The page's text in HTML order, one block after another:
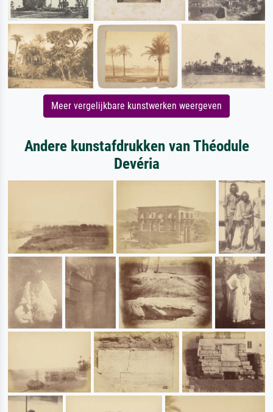
Meer vergelijkbare kunstwerken weergeven
Andere kunstafdrukken van Théodule
Devéria